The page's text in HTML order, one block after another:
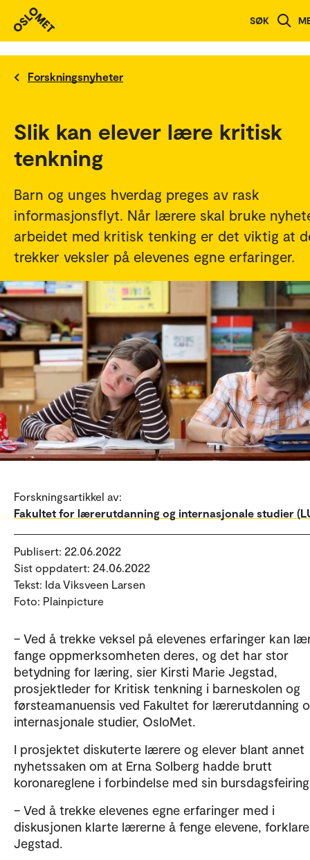
SØK
Forskningsnyheter
Slik kan elever lære kritisk
tenkning
Barn og unges hverdag preges av rask
informasjonsflyt. Når lærere skal bruke
arbeidet med kritisk tenking er det viktig at
trekker veksler på elevenes egne erfaringer.
Forskningsartikkel av:
Fakultet for lærerutdanning og internasjonale studier
Publisert: 22.06.2022
Sist oppdatert: 24.06.2022
Tekst: Ida Viksveen Larsen
Foto: Plainpicture
– Ved å trekke veksel på elevenes erfaringer kan
fange oppmerksomheten deres, og det har stor
betydning for læring, sier Kirsti Marie Jegstad,
prosjektleder for Kritisk tenkning i barneskolen og
førsteamanuensis ved Fakultet for lærerutdanning
internasjonale studier, OsloMet.
I prosjektet diskuterte lærere og elever blant annet
nyhetssaken om at Erna Solberg hadde brutt
koronareglene i forbindelse med sin
– Ved å trekke elevenes egne erfaringer med i
diskusjonen klarte lærerne å fenge elevene,
Jegstad.